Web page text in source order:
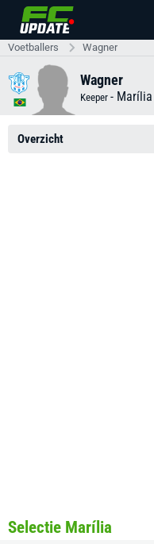
Voetballers Wagner
Wagner
Keeper - Marília
Overzicht
Selectie Marília